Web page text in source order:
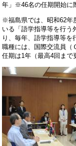
年」※46名の任期開始に
※福島県では、昭和62年
いる「語学指導等を行う
り、毎年、語学指導等を
職種には、国際交流員（
任期は1年（最高4回まで